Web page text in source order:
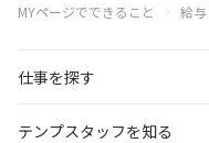
MYページでできること
給
仕事を探す
テンプスタッフを知る